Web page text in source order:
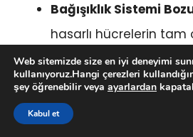
Bağışıklık Sistemi
hasarlı hücrelerin tam
temizlenmemesi
sistemini yanıltarak
saldırmaya zorladığı
Web sitemizde size en iyi deneyimi
kullanıyoruz.Hangi çerezleri
şey öğrenebilir veya ayarlardan
Kabul et